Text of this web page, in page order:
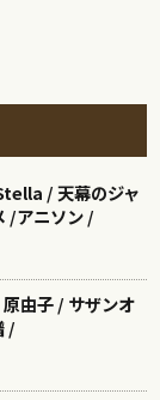
/ 天幕のジャ
/アニソン /
由子 / サザンオ
/